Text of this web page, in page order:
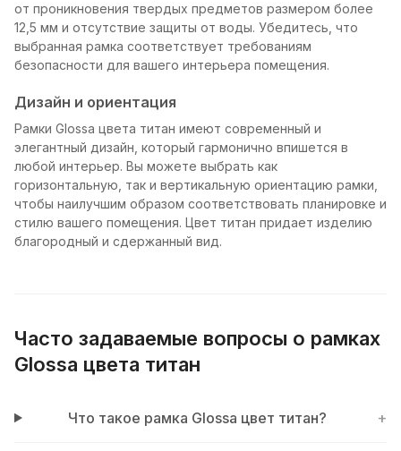
от проникновения твердых предметов размером более
12,5 мм и отсутствие защиты от воды. Убедитесь, что
выбранная рамка соответствует требованиям
безопасности для вашего интерьера помещения.
Дизайн и ориентация
Рамки Glossa цвета титан имеют современный и
элегантный дизайн, который гармонично впишется в
любой интерьер. Вы можете выбрать как
горизонтальную, так и вертикальную ориентацию рамки,
чтобы наилучшим образом соответствовать планировке и
стилю вашего помещения. Цвет титан придает изделию
благородный и сдержанный вид.
Часто задаваемые вопросы о рамках
Glossa цвета титан
Что такое рамка Glossa цвет титан? +